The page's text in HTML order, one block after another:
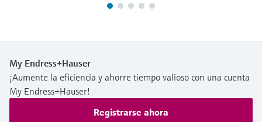
My Endress+Hauser
¡Aumente la eficiencia y ahorre tiempo valioso con una cuenta
My Endress+Hauser!
Registrarse ahora